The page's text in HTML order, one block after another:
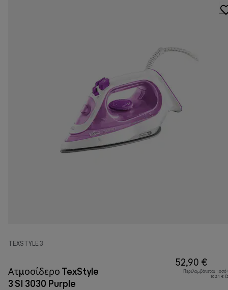
TEXSTYLE 3
Ατμοσίδερο TexStyle
3 SI 3030 Purple
52,90 €
Περιλαμβάνεται
10,24 €